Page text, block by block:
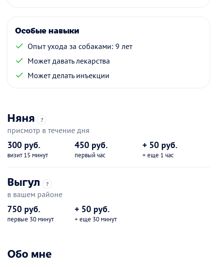
Особые навыки
Опыт ухода за собаками: 9 лет
Может давать лекарства
Может делать инъекции
Няня ?
присмотр в течение дня
300 руб.
визит 15 минут
450 руб.
первый час
+ 50 руб.
+ еще 1 час
Выгул ?
в вашем районе
750 руб.
первые 30 минут
+ 50 руб.
+ еще 30 минут
Обо мне